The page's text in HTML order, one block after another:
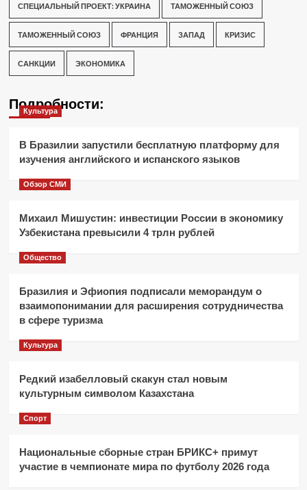
СПЕЦИАЛЬНЫЙ ПРОЕКТ: УКРАИНА ТАМОЖЕННЫЙ СОЮЗ
ТАМОЖЕННЫЙ СОЮЗ ФРАНЦИЯ ЗАПАД КРИЗИС
САНКЦИИ ЭКОНОМИКА
Подробности:
Культура
В Бразилии запустили бесплатную платформу для
изучения английского и испанского языков
Обзор СМИ
Михаил Мишустин: инвестиции России в экономику
Узбекистана превысили 4 трлн рублей
Общество
Бразилия и Эфиопия подписали меморандум о
взаимопонимании для расширения сотрудничества
в сфере туризма
Культура
Редкий изабелловый скакун стал новым
культурным символом Казахстана
Спорт
Национальные сборные стран БРИКС+ примут
участие в чемпионате мира по футболу 2026 года